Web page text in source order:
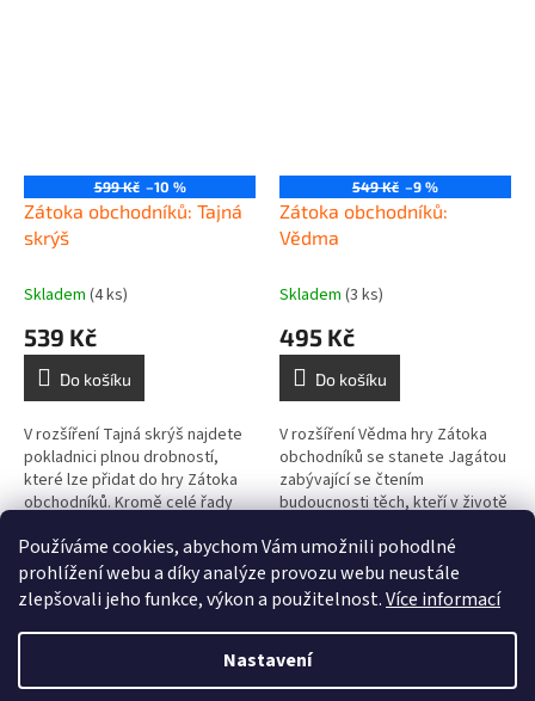
Používáme cookies, abychom Vám umožnili pohodlné
prohlížení webu a díky analýze provozu webu neustále
zlepšovali jeho funkce, výkon a použitelnost.Více informací
Nastavení
599 Kč –10 %
Zátoka obchodníků: Tajná
skrýš
Skladem (4 ks)
539 Kč
Do košíku
V rozšíření Tajná skrýš najdete
pokladnici plnou drobností,
které lze přidat do hry Zátoka
obchodníků. Kromě celé řady
zakomponovat jednotlivě či v...
549 Kč –9 %
Zátoka obchodníků:
Vědma
Skladem (3 ks)
495 Kč
Do košíku
V rozšíření Vědma hry Zátoka
obchodníků se stanete Jagátou
zabývající se čtením
budoucnosti těch, kteří v životě
Mapujete dráhy hvězd, věštíte a
měníte...
O
v
á
d
a
8položek celkem
Vytvořil Shoptet